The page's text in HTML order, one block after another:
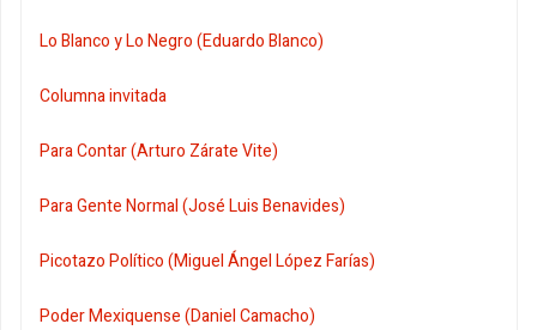
Lo Blanco y Lo Negro (Eduardo Blanco)
Columna invitada
Para Contar (Arturo Zárate Vite)
Para Gente Normal (José Luis Benavides)
Picotazo Político (Miguel Ángel López Farías)
Poder Mexiquense (Daniel Camacho)